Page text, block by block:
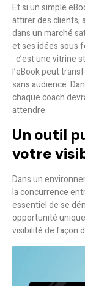
Et si un simple
attirer des clients,
dans un marché
et ses idées sous
: c’est une vitrine
l’eBook peut
sans audience.
chaque coach
attendre.
Un outil
votre
Dans un
la concurrence
essentiel de se
opportunité
visibilité de façon